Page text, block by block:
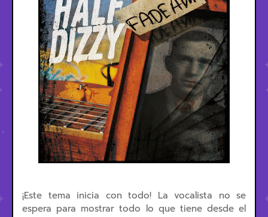
¡Este tema inicia con todo! La vocalista no se
espera para mostrar todo lo que tiene desde el